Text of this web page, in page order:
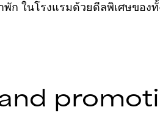
พัก ในโรงแรมด้วยดีลพิเศษของทั้ง